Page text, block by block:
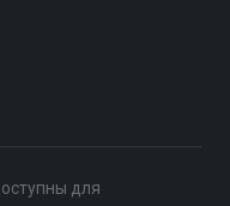
для